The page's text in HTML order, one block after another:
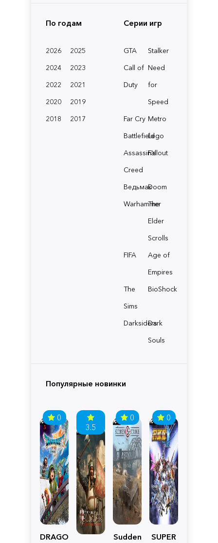
По годам
2026
2025
2024
2023
2022
2021
2020
2019
2018
2017
Серии игр
GTA
Stalker
Call of
Duty
Need
for
Speed
Far Cry Metro
BattlefieldLego
Assassin's
Creed
Fallout
ВедьмакDoom
Warhammer
The
Elder
Scrolls
FIFA
Age of
Empires
The
Sims
BioShock
Darksiders
Dark
Souls
Популярные новинки
0
DRAGON
3.5
0
Sudden
0
SUPER